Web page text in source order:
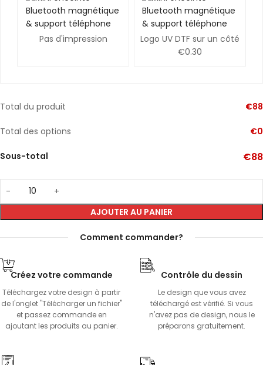
Pas d'impression
Logo UV DTF sur un côté
€0.30
Total du produit €88
Total des options €0
Sous-total €88
AJOUTER AU PANIER
Comment commander?
Créez votre commande
Téléchargez votre design à partir
de l'onglet "Télécharger un fichier"
et passez commande en
ajoutant les produits au panier.
Contrôle du dessin
Le design que vous avez
téléchargé est vérifié. Si vous
n'avez pas de design, nous le
préparons gratuitement.